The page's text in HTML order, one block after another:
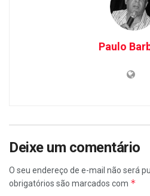
Paulo
Deixe um comentário
O seu endereço de e-mail não será
obrigatórios são marcados com *